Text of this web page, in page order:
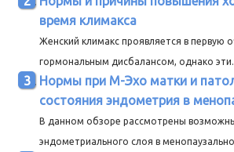
время климакса
Женский климакс проявляется в первую
гормональным дисбалансом, однако
Нормы при М-Эхо матки и
состояния эндометрия в
В данном обзоре рассмотрены
эндометриального слоя в